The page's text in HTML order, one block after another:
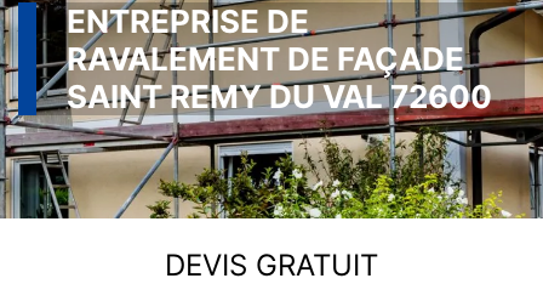
ENTREPRISE DE
RAVALEMENT DE FAÇADE
SAINT REMY DU VAL 72600
DEVIS GRATUIT